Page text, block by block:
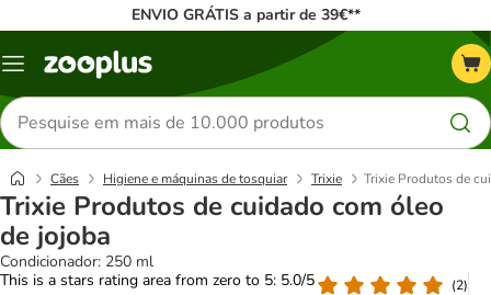
ENVIO GRÁTIS a partir de 39€**
Menu
Pesquisar
produtos
Cães Higiene e máquinas de tosquiar Trixie Trixie Produtos de
Trixie Produtos de cuidado com óleo
de jojoba
Condicionador: 250 ml
This is a stars rating area from zero to 5: 5.0/5
(2)